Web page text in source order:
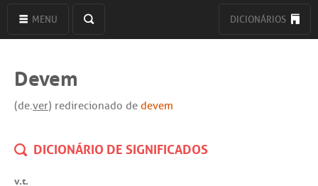
MENU DICIONÁRIOS
Devem
(de.ver) redirecionado de devem
DICIONÁRIO DE SIGNIFICADOS
v.t.